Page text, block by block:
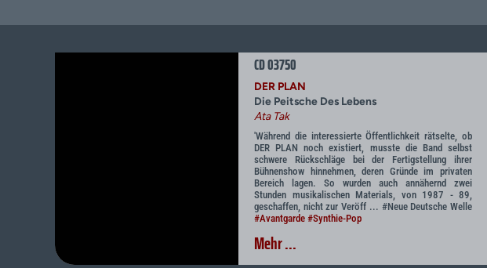
CD 03750
DER PLAN
Die Peitsche Des Lebens
Ata Tak
'Während die interessierte Öffentlichkeit rätselte, ob
DER PLAN noch existiert, musste die Band selbst
schwere Rückschläge bei der Fertigstellung ihrer
Bühnenshow hinnehmen, deren Gründe im privaten
Bereich lagen. So wurden auch annähernd zwei
Stunden musikalischen Materials, von 1987 - 89,
geschaffen, nicht zur Veröff ... #Neue Deutsche Welle
#Avantgarde #Synthie-Pop
Mehr ...